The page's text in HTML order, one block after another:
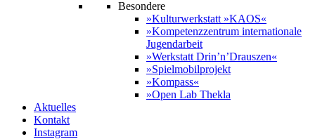
Besondere
»Kulturwerkstatt »KAOS«
»Kompetenzzentrum internationale
Jugendarbeit
»Werkstatt Drin’n’Drauszen«
»Spielmobilprojekt
»Kompass«
»Open Lab Thekla
Aktuelles
Kontakt
Instagram